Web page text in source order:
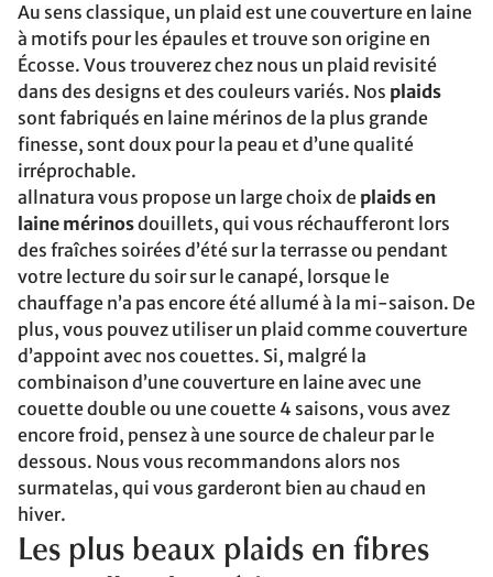
Au sens classique, un plaid est une couverture en laine
à motifs pour les épaules et trouve son origine en
Écosse. Vous trouverez chez nous un plaid revisité
dans des designs et des couleurs variés. Nos plaids
sont fabriqués en laine mérinos de la plus grande
finesse, sont doux pour la peau et d’une qualité
irréprochable.
allnatura vous propose un large choix de plaids en
laine mérinosdouillets, qui vous réchaufferont lors
des fraîches soirées d’été sur la terrasse ou pendant
votre lecture du soir sur le canapé, lorsque le
chauffage n’a pas encore été allumé à la mi-saison. De
plus, vous pouvez utiliser un plaid comme couverture
d’appoint avec nos couettes. Si, malgré la
combinaison d’une couverture en laine avec une
couette double ou une couette 4 saisons, vous avez
encore froid, pensez à une source de chaleur par le
dessous. Nous vous recommandons alors nos
surmatelas, qui vous garderont bien au chaud en
hiver.
Les plus beaux plaids en fibres